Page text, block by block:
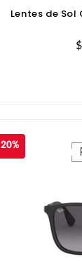
Lentes de Sol
20%